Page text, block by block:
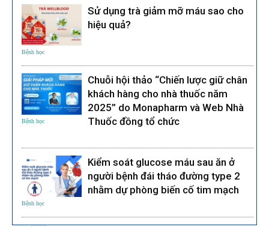
Bệnh học
Sử dụng trà giảm mỡ máu sao cho
hiệu quả?
Bệnh học
Chuỗi hội thảo “Chiến lược giữ chân
khách hàng cho nhà thuốc năm
2025” do Monapharm và Web Nhà
Thuốc đồng tổ chức
Bệnh học
Kiểm soát glucose máu sau ăn ở
người bệnh đái tháo đường type 2
nhằm dự phòng biến cố tim mạch